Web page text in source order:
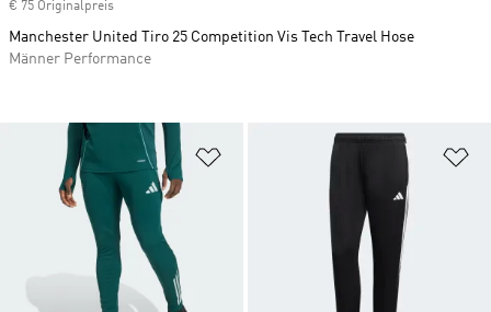
Zur Wunschliste hinzufügen
€ 75 Originalpreis
Manchester United Tiro 25 Competition Vis Tech Travel Hose
Männer Performance